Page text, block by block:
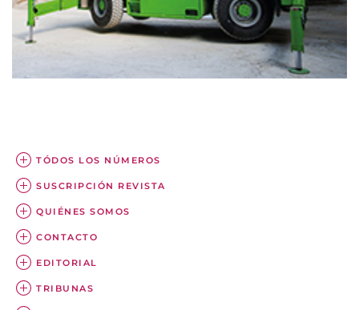
TÓDOS LOS NÚMEROS
SUSCRIPCIÓN REVISTA
QUIÉNES SOMOS
CONTACTO
EDITORIAL
TRIBUNAS